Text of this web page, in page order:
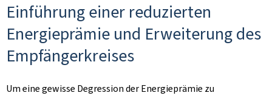
Einführung einer reduzierten
Energieprämie und Erweiterung des
Empfängerkreises
Um eine gewisse Degression der Energieprämie zu